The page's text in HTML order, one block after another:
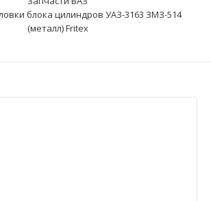
блока цилиндров УАЗ-3163 ЗМЗ-514
(металл) Fritex